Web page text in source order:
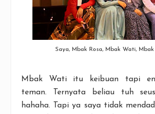
Saya, Mbak Rosa, Mbak Wati,
Mbak Wati itu keibuan tapi
teman. Ternyata beliau tuh
hahaha. Tapi ya saya tidak